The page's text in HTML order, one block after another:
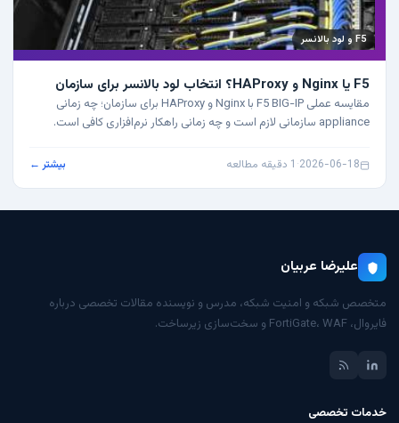
F5 و لود بالانسر
F5 یا Nginx و HAProxy؟ انتخاب لود بالانسر برای سازمان
مقایسه عملی F5 BIG-IP با Nginx و HAProxy برای سازمان؛ چه زمانی
appliance سازمانی لازم است و چه زمانی راهکار نرم‌افزاری کافی است.
2026-06-18
· 1 دقیقه مطالعه بیشتر ←
علیرضا عربیان
متخصص شبکه و امنیت شبکه، مدرس و نویسنده مقالات تخصصی درباره
فایروال، FortiGate، WAF و سخت‌سازی زیرساخت.
خدمات تخصصی